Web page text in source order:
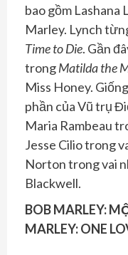
bao gồm Lashana
Marley. Lynch
Time to Die. Gần
trongMatilda the
Miss Honey.
phần của Vũ trụ
Maria Rambeau
Jesse Cilio trong
Norton trong vai
Blackwell.
BOB MARLEY:
MARLEY: ONE